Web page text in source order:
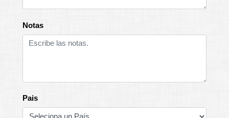
Notas
Pais